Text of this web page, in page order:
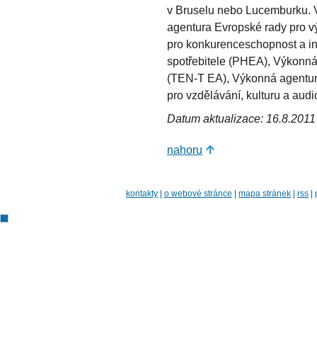
v Bruselu nebo Lucemburku.
agentura Evropské rady pro
pro konkurenceschopnost a
spotřebitele (PHEA),
(TEN-T EA), Výkonná
pro vzdělávání, kulturu a
Datum aktualizace:
nahoru
kontakty o webové stránce mapa stránek rss